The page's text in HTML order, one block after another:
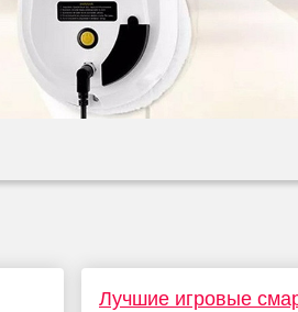
Лучшие игровые